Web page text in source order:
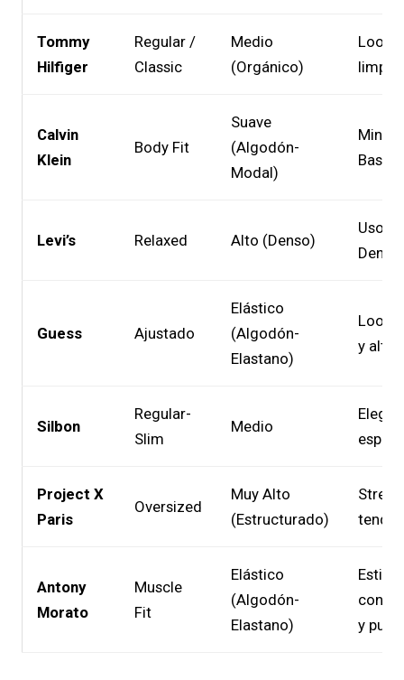
Tommy
Hilfiger
Regular /
Classic
Medio
(Orgánico)
Looks
Calvin
Klein
Body Fit
Suave
(Algodón-
Modal)
Base
Levi’s Relaxed Alto (Denso)
Uso
Denim
Guess Ajustado
Elástico
(Algodón-
Elastano)
Looks
y alta
Silbon
Regular-
Slim
Medio
Project X
Paris
Oversized
Muy Alto
(Estructurado)
Antony
Morato
Muscle
Fit
Elástico
(Algodón-
Elastano)
Estilo
y